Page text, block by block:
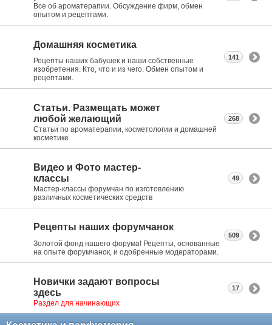
Все об ароматерапии. Обсуждение фирм, обмен
опытом и рецептами.
Домашняя косметика
Рецепты наших бабушек и наши собственные
изобретения. Кто, что и из чего. Обмен опытом и
рецептами.
141
Статьи. Размещать может
любой желающий
Статьи по ароматерапии, косметологии и домашней
косметике
268
Видео и Фото мастер-
классы
Мастер-классы форумчан по изготовлению
различных косметических средств
49
Рецепты наших форумчанок
Золотой фонд нашего форума! Рецепты, основанные
на опыте форумчанок, и одобренные модераторами.
509
Новички задают вопросы
здесь
Раздел для начинающих
17